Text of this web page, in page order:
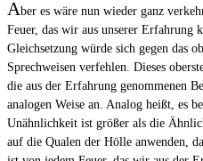
Aber es wäre nun wieder ganz
Feuer, das wir aus unserer Erfahrung
Gleichsetzung würde sich gegen das
Sprechweisen verfehlen. Dieses
die aus der Erfahrung genommenen
analogen Weise an. Analog heißt, es
Unähnlichkeit ist größer als die
auf die Qualen der Hölle anwenden,